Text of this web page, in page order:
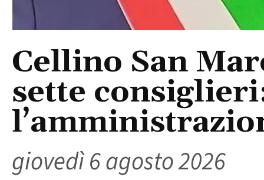
Cellino San
sette
giovedì 6 agosto 2026